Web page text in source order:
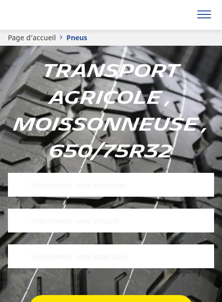
Page d’accueil Pneus
Transport
agricole ,
Moissonneuse ,
650/75R32